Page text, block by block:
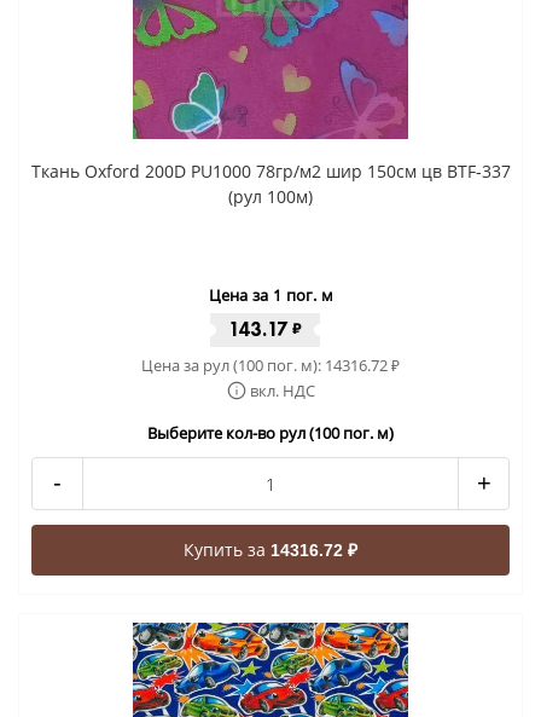
Ткань Oxford 200D PU1000 78гр/м2 шир 150см цв BTF-337
(рул 100м)
Цена за 1 пог. м
143.17 ₽
Цена за рул (100 пог. м): 14316.72₽
вкл. НДС
Выберите кол-во рул (100 пог. м)
- +
Купить за 14316.72 ₽